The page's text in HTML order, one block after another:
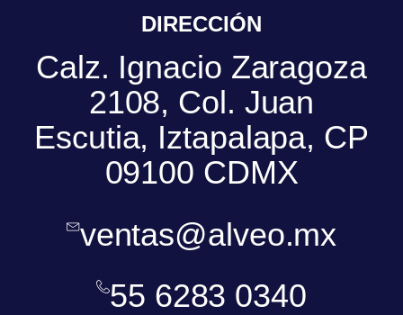
DIRECCIÓN
Calz. Ignacio Zaragoza
2108, Col. Juan
Escutia, Iztapalapa, CP
09100 CDMX
ventas@alveo.mx
55 6283 0340